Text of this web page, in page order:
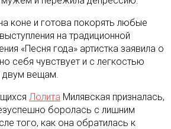
коне и готова покорять любые
на традиционной
«Песня года» артистка заявила о
себя чувствует и с легкостью
двум вещам.
Лолита Милявская призналась,
боролась с лишним
того, как она обратилась к